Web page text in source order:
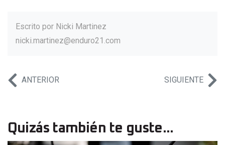
Escrito por Nicki Martinez
nicki.martinez@enduro21.com
ANTERIOR SIGUIENTE
Quizás también te guste...